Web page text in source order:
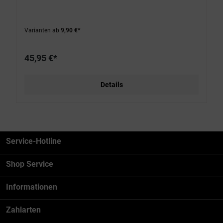
Varianten ab 9,90 €*
45,95 €*
Details
Service-Hotline
Shop Service
Informationen
Zahlarten